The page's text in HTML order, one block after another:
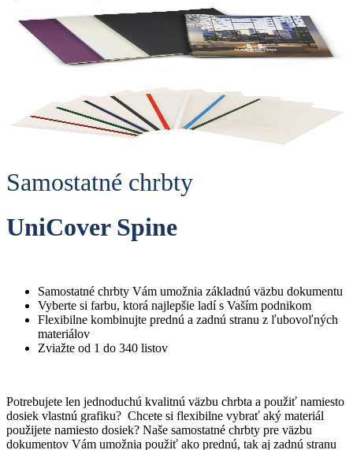
Samostatné chrbty
UniCover Spine
Samostatné chrbty Vám umožnia základnú väzbu dokumentu
Vyberte si farbu, ktorá najlepšie ladí s Vaším podnikom
Flexibilne kombinujte prednú a zadnú stranu z ľubovoľných
materiálov
Zviažte od 1 do 340 listov
Potrebujete len jednoduchú kvalitnú väzbu chrbta a použiť namiesto
dosiek vlastnú grafiku? Chcete si flexibilne vybrať aký materiál
použijete namiesto dosiek? Naše samostatné chrbty pre väzbu
dokumentov Vám umožnia použiť ako prednú, tak aj zadnú stranu